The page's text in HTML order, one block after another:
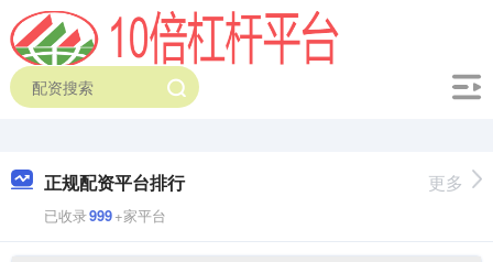
正规配资平台排行
已收录999+家平台
更多